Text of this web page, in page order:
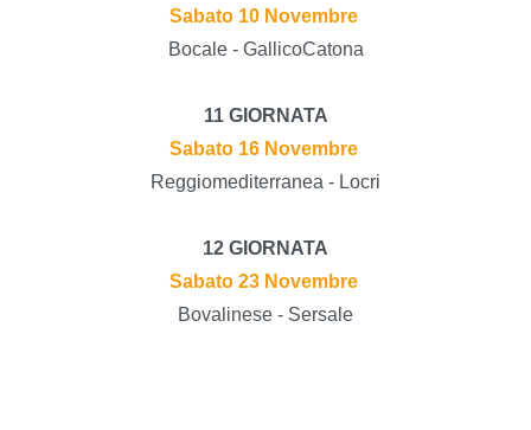
Sabato 10 Novembre
Bocale - GallicoCatona
11 GIORNATA
Sabato 16 Novembre
Reggiomediterranea - Locri
12 GIORNATA
Sabato 23 Novembre
Bovalinese - Sersale